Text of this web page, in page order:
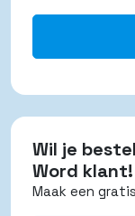
Wil je
Word klant!
Maak een